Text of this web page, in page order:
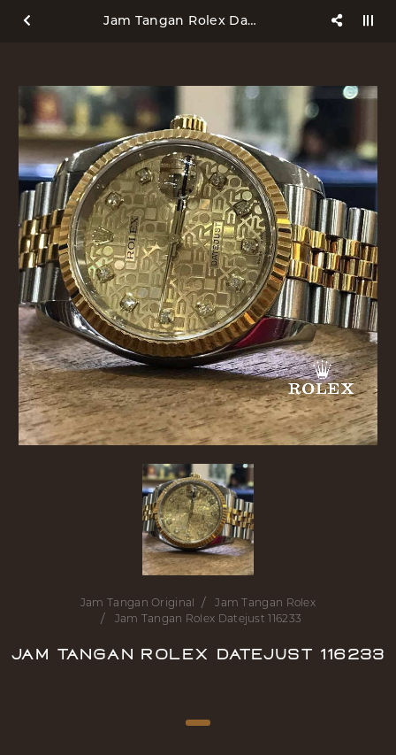
Jam Tangan Rolex Datejust 116233
Jam Tangan Original
Jam Tangan Rolex
Jam Tangan Rolex Datejust 116233
Jam Tangan Rolex Datejust 116233